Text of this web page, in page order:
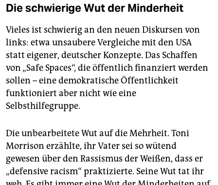
Die schwierige Wut der Minderheit
Vieles ist schwierig an den neuen Diskursen von
links: etwa unsaubere Vergleiche mit den USA
statt eigener, deutscher Konzepte. Das Schaffen
von „Safe Spaces“, die öffentlich finanziert werden
sollen – eine demokratische Öffentlichkeit
funktioniert aber nicht wie eine
Selbsthilfegruppe.
Die unbearbeitete Wut auf die Mehrheit. Toni
Morrison erzählte, ihr Vater sei so wütend
gewesen über den Rassismus der Weißen, dass er
„defensive ­racism“ praktizierte. Seine Wut tat ihr